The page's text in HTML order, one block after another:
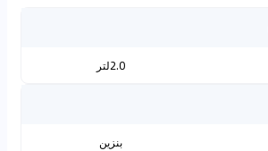
2.0لتر
بنزين